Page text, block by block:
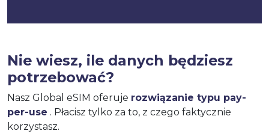
Nie wiesz, ile danych będziesz
potrzebować?
Nasz Global eSIM oferuje rozwiązanie typu pay-
per-use . Płacisz tylko za to, z czego faktycznie
korzystasz.